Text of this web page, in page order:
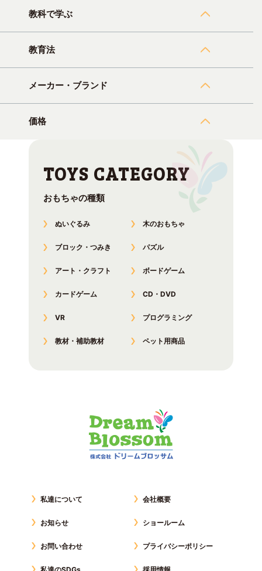
教科で学ぶ
教育法
メーカー・ブランド
価格
おもちゃの種類
ぬいぐるみ 木のおもちゃ
ブロック・つみき パズル
アート・クラフト ボードゲーム
カードゲーム CD・DVD
VR プログラミング
教材・補助教材 ペット用商品
私達について
お知らせ
お問い合わせ
会社概要
ショールーム
プライバシーポリシー